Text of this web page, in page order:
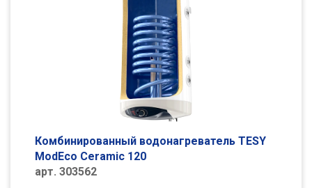
Комбинированный водонагреватель TESY
ModEco Ceramic 120
арт. 303562